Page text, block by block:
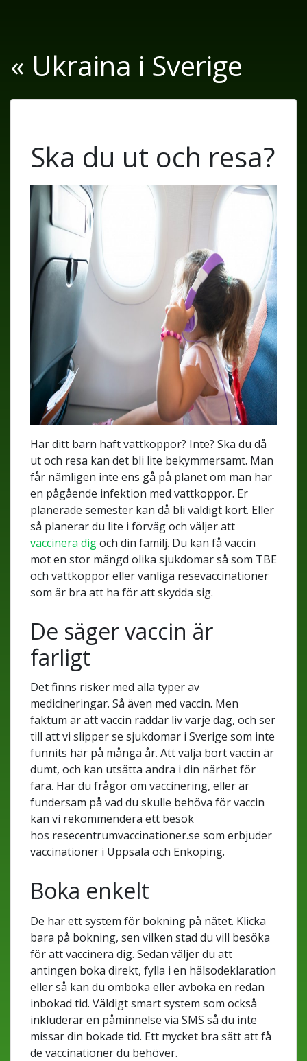
« Ukraina i Sverige
Ska du ut och resa?
Har ditt barn haft vattkoppor? Inte? Ska du då
ut och resa kan det bli lite bekymmersamt. Man
får nämligen inte ens gå på planet om man har
en pågående infektion med vattkoppor. Er
planerade semester kan då bli väldigt kort. Eller
så planerar du lite i förväg och väljer att
vaccinera digoch din familj. Du kan få vaccin
mot en stor mängd olika sjukdomar så som TBE
och vattkoppor eller vanliga resevaccinationer
som är bra att ha för att skydda sig.
De säger vaccin är
farligt
Det finns risker med alla typer av
medicineringar. Så även med vaccin. Men
faktum är att vaccin räddar liv varje dag, och ser
till att vi slipper se sjukdomar i Sverige som inte
funnits här på många år. Att välja bort vaccin är
dumt, och kan utsätta andra i din närhet för
fara. Har du frågor om vaccinering, eller är
fundersam på vad du skulle behöva för vaccin
kan vi rekommendera ett besök
hos resecentrumvaccinationer.se som erbjuder
vaccinationer i Uppsala och Enköping.
Boka enkelt
De har ett system för bokning på nätet. Klicka
bara på bokning, sen vilken stad du vill besöka
för att vaccinera dig. Sedan väljer du att
antingen boka direkt, fylla i en hälsodeklaration
eller så kan du omboka eller avboka en redan
inbokad tid. Väldigt smart system som också
inkluderar en påminnelse via SMS så du inte
missar din bokade tid. Ett mycket bra sätt att få
de vaccinationer du behöver.